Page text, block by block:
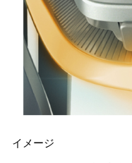
イメージ